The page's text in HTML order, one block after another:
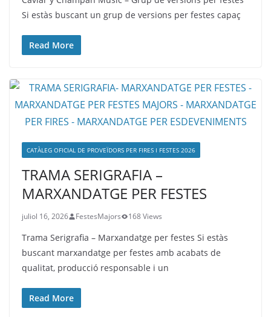
Si estàs buscant un grup de versions per festes capaç
Read More
CATÀLEG OFICIAL DE PROVEÏDORS PER FIRES I FESTES 2026
TRAMA SERIGRAFIA –
MARXANDATGE PER FESTES
juliol 16, 2026 FestesMajors 168 Views
Trama Serigrafia – Marxandatge per festes Si estàs
buscant marxandatge per festes amb acabats de
qualitat, producció responsable i un
Read More